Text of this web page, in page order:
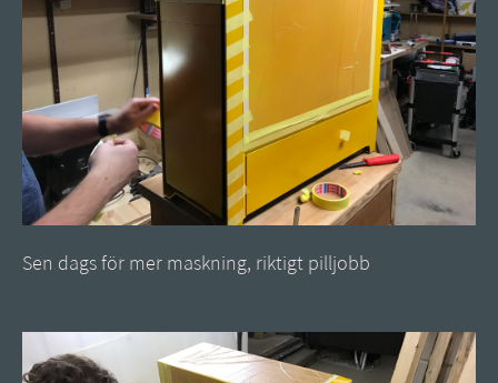
Sen dags för mer maskning, riktigt pilljobb